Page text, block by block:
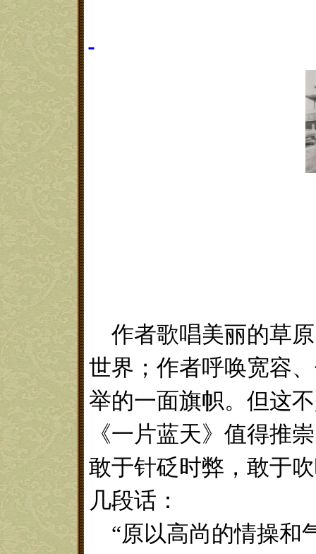
作者歌唱美丽的草
世界；作者呼唤宽容
举的一面旗帜。但这
《一片蓝天》值得推
敢于针砭时弊，敢于
几段话：
“原以高尚的情操和